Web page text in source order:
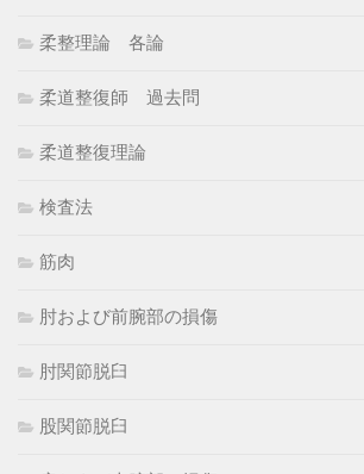
柔整理論 各論
柔道整復師 過去問
柔道整復理論
検査法
筋肉
肘および前腕部の損傷
肘関節脱臼
股関節脱臼